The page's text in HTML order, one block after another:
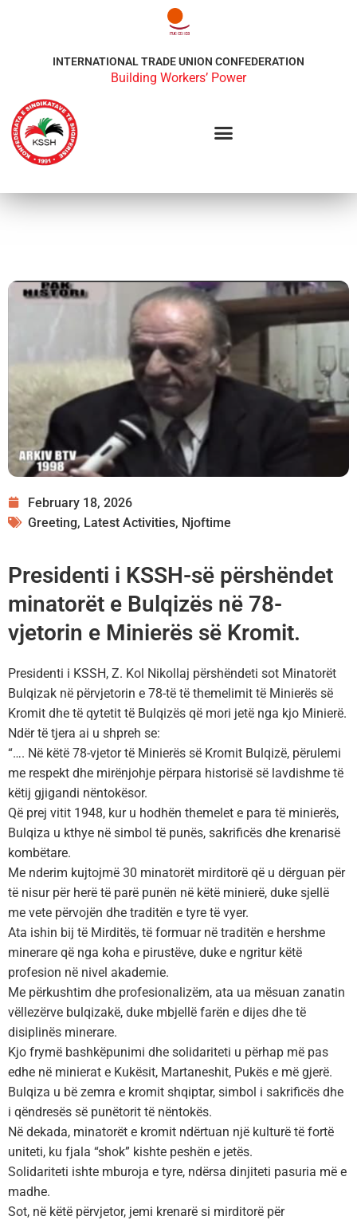
INTERNATIONAL TRADE UNION CONFEDERATION
Building Workers’ Power
February 18, 2026
Greeting, Latest Activities, Njoftime
Presidenti i KSSH-së përshëndet
minatorët e Bulqizës në 78-
vjetorin e Minierës së Kromit.
Presidenti i KSSH, Z. Kol Nikollaj përshëndeti sot Minatorët
Bulqizak në përvjetorin e 78-të të themelimit të Minierës së
Kromit dhe të qytetit të Bulqizës që mori jetë nga kjo Minierë.
Ndër të tjera ai u shpreh se:
“…. Në këtë 78-vjetor të Minierës së Kromit Bulqizë, përulemi
me respekt dhe mirënjohje përpara historisë së lavdishme të
këtij gjigandi nëntokësor.
Që prej vitit 1948, kur u hodhën themelet e para të minierës,
Bulqiza u kthye në simbol të punës, sakrificës dhe krenarisë
kombëtare.
Me nderim kujtojmë 30 minatorët mirditorë që u dërguan për
të nisur për herë të parë punën në këtë minierë, duke sjellë
me vete përvojën dhe traditën e tyre të vyer.
Ata ishin bij të Mirditës, të formuar në traditën e hershme
minerare që nga koha e pirustëve, duke e ngritur këtë
profesion në nivel akademie.
Me përkushtim dhe profesionalizëm, ata ua mësuan zanatin
vëllezërve bulqizakë, duke mbjellë farën e dijes dhe të
disiplinës minerare.
Kjo frymë bashkëpunimi dhe solidariteti u përhap më pas
edhe në minierat e Kukësit, Martaneshit, Pukës e më gjerë.
Bulqiza u bë zemra e kromit shqiptar, simbol i sakrificës dhe
i qëndresës së punëtorit të nëntokës.
Në dekada, minatorët e kromit ndërtuan një kulturë të fortë
uniteti, ku fjala “shok” kishte peshën e jetës.
Solidariteti ishte mburoja e tyre, ndërsa dinjiteti pasuria më e
madhe.
Sot, në këtë përvjetor, jemi krenarë si mirditorë për